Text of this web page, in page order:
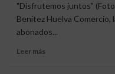
"Disfrutemos juntos" (Foto
Benítez Huelva Comercio,
abonados...
Leer másLeer